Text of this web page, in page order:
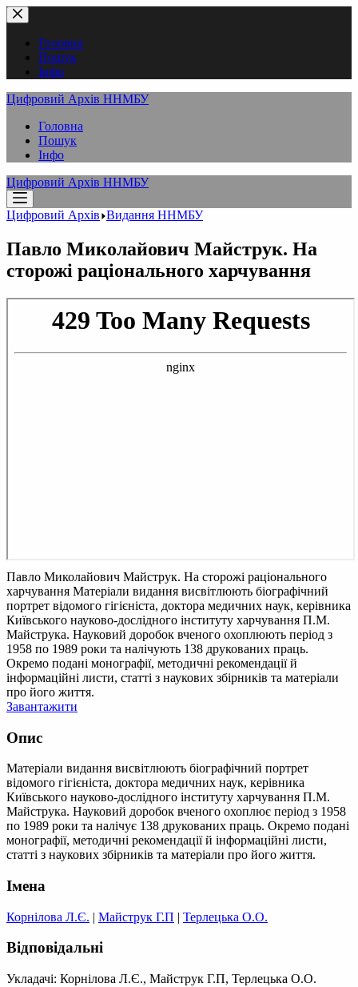
Перейти
до
вмістуГоловна
Пошук
Інфо
Цифровий Архів ННМБУ
Головна
Пошук
Інфо
Цифровий Архів ННМБУ
Цифровий Архів Видання ННМБУ
Павло Миколайович Майструк. На
сторожі раціонального харчування
Павло Миколайович Майструк. На сторожі раціонального
харчування Матеріали видання висвітлюють біографічний
портрет відомого гігієніста, доктора медичних наук, керівника
Київського науково-дослідного інституту харчування П.М.
Майструка. Науковий доробок вченого охоплюють період з
1958 по 1989 роки та налічують 138 друкованих праць.
Окремо подані монографії, методичні рекомендації й
інформаційні листи, статті з наукових збірників та матеріали
про його життя.
Завантажити
Опис
Матеріали видання висвітлюють біографічний портрет
відомого гігієніста, доктора медичних наук, керівника
Київського науково-дослідного інституту харчування П.М.
Майструка. Науковий доробок вченого охоплює період з 1958
по 1989 роки та налічує 138 друкованих праць. Окремо подані
монографії, методичні рекомендації й інформаційні листи,
статті з наукових збірників та матеріали про його життя.
Імена
Корнілова Л.Є. | Майструк Г.П | Терлецька О.О.
Відповідальні
Укладачі: Корнілова Л.Є., Майструк Г.П, Терлецька О.О.